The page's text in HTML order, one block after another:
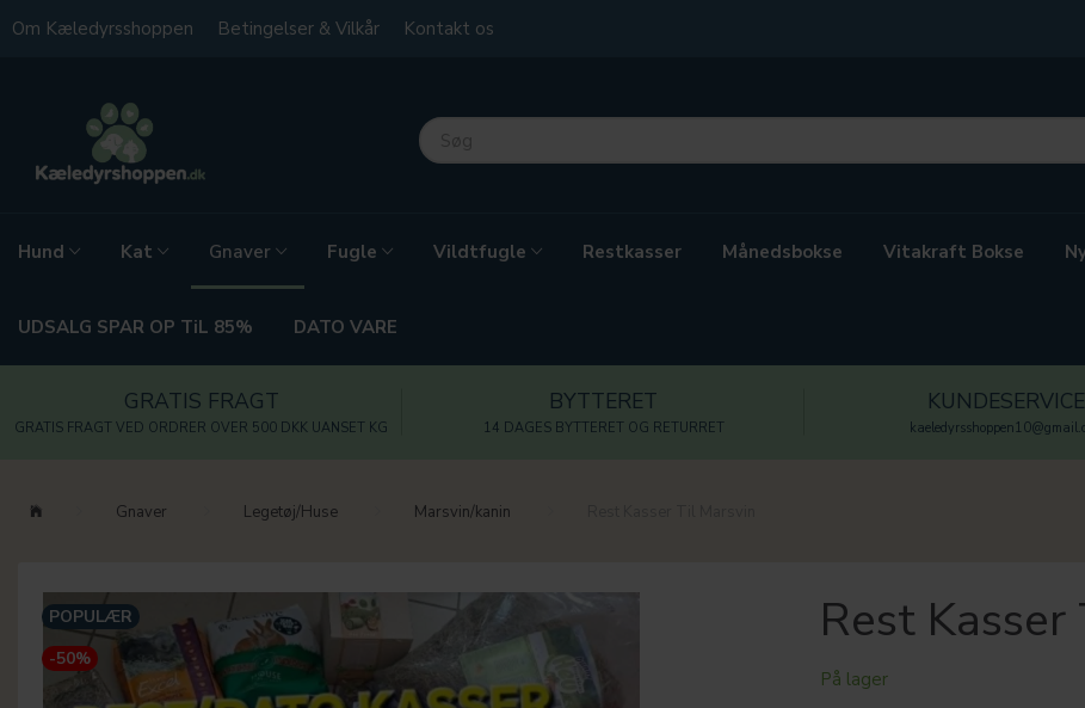
Om Kæledyrsshoppen Betingelser & Vilkår Kontakt os
Hund Kat Gnaver Fugle Vildtfugle Restkasser Månedsbokse Vitakraft Bokse
UDSALG SPAR OP TiL 85% DATO VARE
GRATIS FRAGT
GRATIS FRAGT VED ORDRER OVER 500 DKK UANSET KG
BYTTERET
14 DAGES BYTTERET OG RETURRET
KUNDESERVICE
Gnaver Legetøj/Huse Marsvin/kanin
POPULÆR
-50%
Rest
På lager